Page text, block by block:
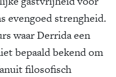
evengoed strengheid.
waar Derrida een
bepaald bekend om
filosofisch